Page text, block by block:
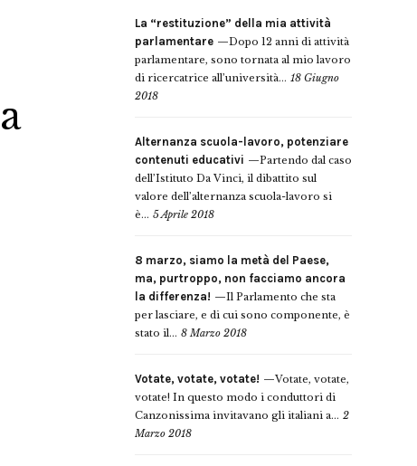
La “restituzione” della mia attività
parlamentare
Dopo 12 anni di attività
parlamentare, sono tornata al mio lavoro
di ricercatrice all’università... 18 Giugno
2018
Alternanza scuola-lavoro, potenziare
contenuti educativi
Partendo dal caso
dell’Istituto Da Vinci, il dibattito sul
valore dell’alternanza scuola-lavoro si
è... 5 Aprile 2018
8 marzo, siamo la metà del Paese,
ma, purtroppo, non facciamo ancora
la differenza!
Il Parlamento che sta
per lasciare, e di cui sono componente, è
stato il... 8 Marzo 2018
Votate, votate, votate!
Votate, votate,
votate! In questo modo i conduttori di
Canzonissima invitavano gli italiani a... 2
Marzo 2018